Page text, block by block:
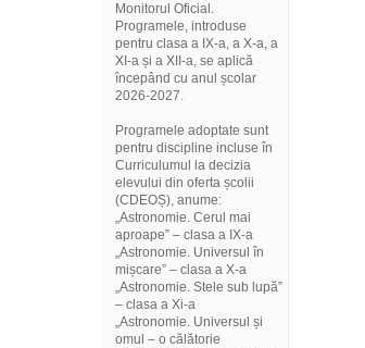
Monitorul Oficial.
Programele, introduse
pentru clasa a IX-a, a X-a, a
XI-a și a XII-a, se aplică
începând cu anul școlar
2026-2027.
Programele adoptate sunt
pentru discipline incluse în
Curriculumul la decizia
elevului din oferta școlii
(CDEOȘ), anume:
„Astronomie. Cerul mai
aproape” – clasa a IX-a
„Astronomie. Universul în
mișcare” – clasa a X-a
„Astronomie. Stele sub lupă”
– clasa a Xi-a
„Astronomie. Universul și
omul – o călătorie